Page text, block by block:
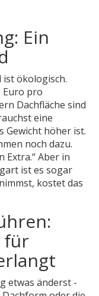
Ein
ist ökologisch.
Euro pro
Dachfläche sind
eine
Gewicht höher ist.
noch dazu.
Extra.“ Aber in
ist es sogar
kostet das
für
etwas änderst -